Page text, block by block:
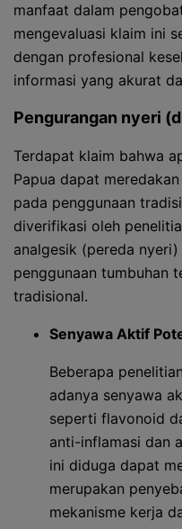
manfaat dalam
mengevaluasi klaim ini
dengan profesional
informasi yang akurat
Pengurangan nyeri
Terdapat klaim bahwa
Papua dapat
pada penggunaan
diverifikasi oleh
analgesik (pereda
penggunaan tumbuhan
tradisional.
Senyawa Aktif
Beberapa
adanya senyawa
seperti flavonoid
anti-inflamasi dan
ini diduga dapat
merupakan
mekanisme kerja